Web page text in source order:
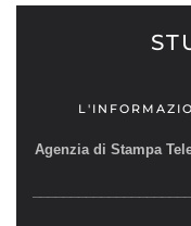
Agenzia di Stampa